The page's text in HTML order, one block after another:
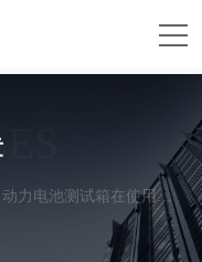
动力电池测试箱在使用之前需要了解哪些